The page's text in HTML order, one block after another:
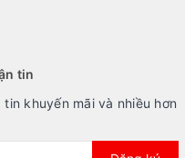
tin
khuyến mãi và nhiều hơn